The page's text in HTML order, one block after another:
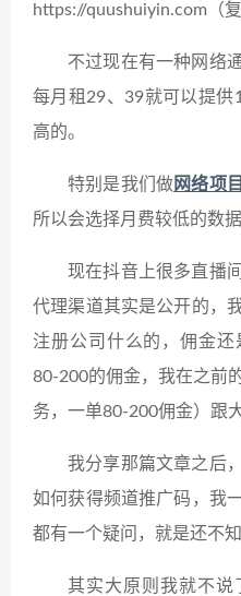
https://quushuiyin.com（
不过现在有一种网络
每月租29、39就可以提供
高的。
特别是我们做网络项目
所以会选择月费较低的数据
现在抖音上很多直播
代理渠道其实是公开的，
注册公司什么的，佣金还
80-200的佣金，我在之前
务，一单80-200佣金）跟
我分享那篇文章之后
如何获得频道推广码，我
都有一个疑问，就是还不
其实大原则我就不说